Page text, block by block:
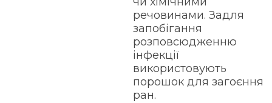
речовинами. Задля
запобігання
розповсюдженню
інфекції
використовують
порошок для загоєння
ран.